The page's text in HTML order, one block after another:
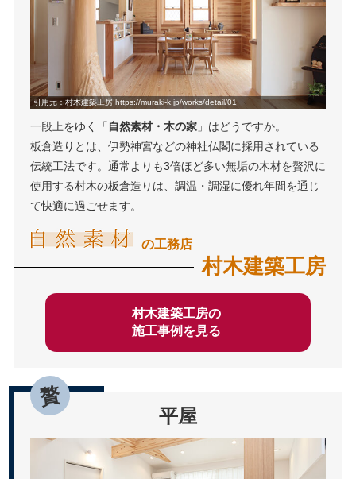
平屋
引用元：村木建築工房 https://muraki-k.jp/works/detail/01
一段上をゆく「 自然素材・木の家」はどうですか。
板倉造りとは、伊勢神宮などの神社仏閣に採用されている
伝統工法です。通常よりも3倍ほど多い無垢の木材を贅沢に
使用する村木の板倉造りは、調温・調湿に優れ年間を通じ
て快適に過ごせます。
の工務店
村木建築工房
村木建築工房の
施工事例を見る